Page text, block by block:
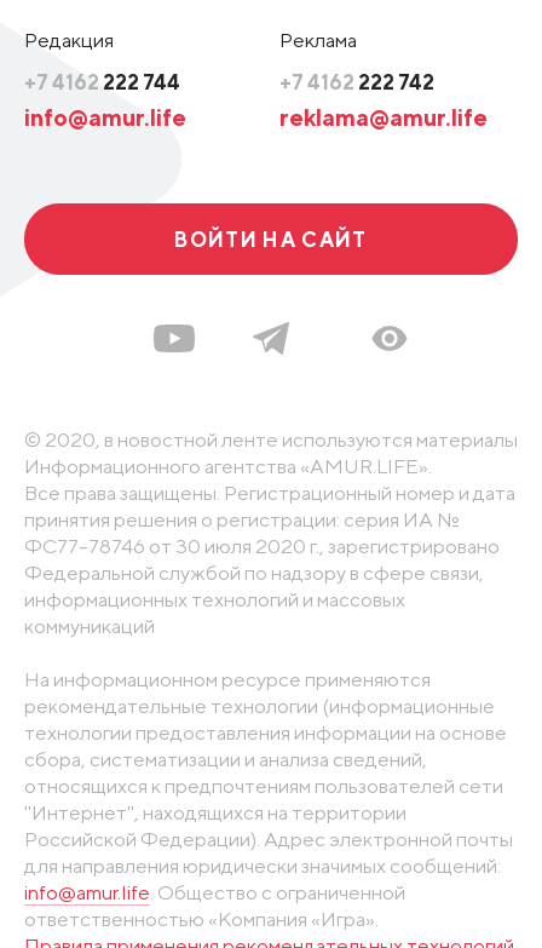
Редакция
+7 4162 222 744
info@amur.life
Реклама
+7 4162 222 742
reklama@amur.life
ВОЙТИ НА САЙТ
© 2020, в новостной ленте используются материалы
Информационного агентства «AMUR.LIFE».
Все права защищены. Регистрационный номер и дата
принятия решения о регистрации: серия ИА №
ФС77-78746 от 30 июля 2020 г., зарегистрировано
Федеральной службой по надзору в сфере связи,
информационных технологий и массовых
коммуникаций
На информационном ресурсе применяются
рекомендательные технологии (информационные
технологии предоставления информации на основе
сбора, систематизации и анализа сведений,
относящихся к предпочтениям пользователей сети
"Интернет", находящихся на территории
Российской Федерации). Адрес электронной почты
для направления юридически значимых сообщений:
info@amur.life . Общество с ограниченной
ответственностью «Компания «Игра».